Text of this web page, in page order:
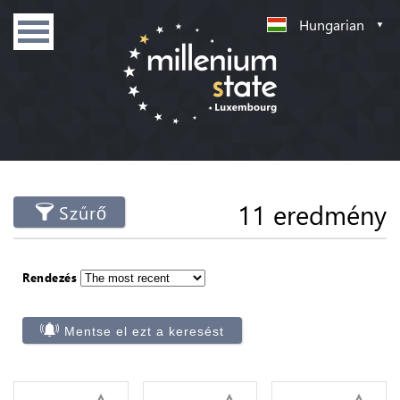
Hungarian
Szűrő 11 eredmény
Rendezés
Mentse el ezt a keresést